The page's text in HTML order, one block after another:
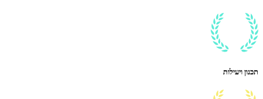
תכנון ויעילות